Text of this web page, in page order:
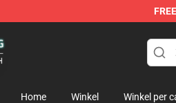
FREE
Home Winkel Winkel per